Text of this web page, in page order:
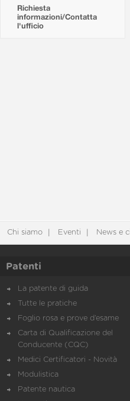
Richiesta
informazioni/Contatta
l'ufficio
Chi siamo Eventi News e
Patenti
La patente di guida
Tutte le pratiche
Foglio rosa e prove d’esame
Carta di Qualificazione del
Conducente (CQC)
Medici Certificatori - Novità
Modulistica
Patente nautica